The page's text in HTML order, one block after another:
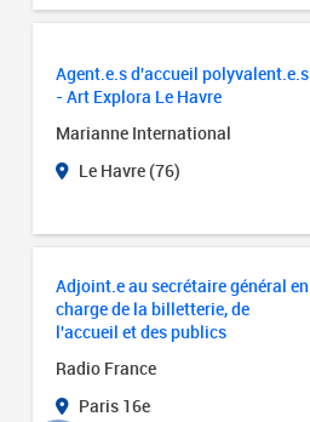
Agent.e.s d'accueil polyvalent.e.s
- Art Explora Le Havre
Marianne International
Le Havre (76)
Adjoint.e au secrétaire général en
charge de la billetterie, de
l'accueil et des publics
Radio France
Paris 16e